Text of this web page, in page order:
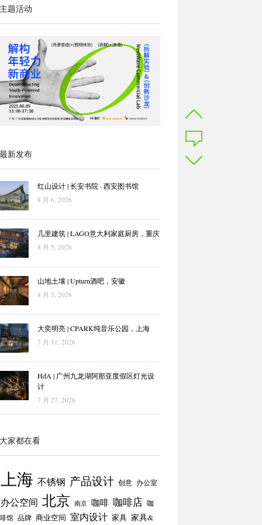
题活动
新发布
红山设计 | 长安书院 · 西安图书馆
8 月 6, 2026
几里建筑 | LAGO意大利家庭厨房，重庆
8 月 5, 2026
山地土壤 | Upturn酒吧，安徽
8 月 3, 2026
大奕明亮 | CPARK纯音乐公园，上海
7 月 31, 2026
HdA | 广州九龙湖阿那亚度假区灯光设
计
7 月 27, 2026
家都在看
上海 不锈钢 产品设计 创意 办公室
办公空间 北京 南京 咖啡 咖啡店 咖
馆 品牌 商业空间 室内设计 家具 家具&